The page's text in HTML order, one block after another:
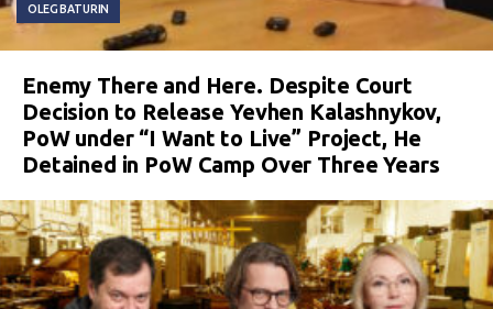
OLEG BATURIN
Enemy There and Here. Despite Court
Decision to Release Yevhen Kalashnykov,
PoW under “I Want to Live” Project, He
Detained in PoW Camp Over Three Years